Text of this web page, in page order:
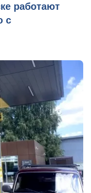
работают
с